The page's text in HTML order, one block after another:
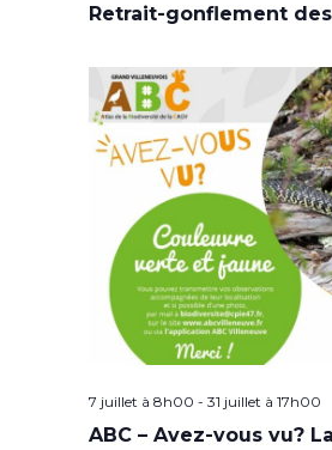
Retrait-gonflement
7 juillet à 8h00 - 31 juillet à 17h00
ABC – Avez-vous vu?